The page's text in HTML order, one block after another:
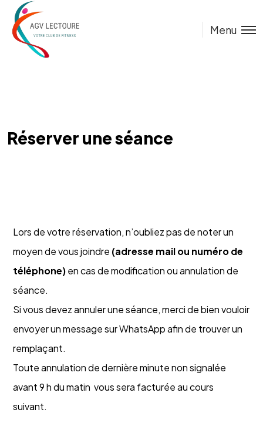
Menu
Réserver une séance
Lors de votre réservation, n’oubliez pas de noter un
moyen de vous joindre (adresse mail ou numéro de
téléphone)en cas de modification ou annulation de
séance.
Si vous devez annuler une séance, merci de bien vouloir
envoyer un message sur WhatsApp afin de trouver un
remplaçant.
Toute annulation de dernière minute non signalée
avant 9 h du matin vous sera facturée au cours
suivant.